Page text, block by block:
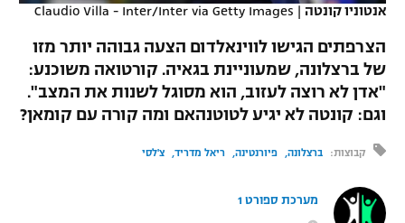
תוצאות
לוח שידורים
ברחבה
"מעל הליגה" – פודקאסט
הפועל חיפה
הפועל באר שבע
בני יהודה
ליגה הולנדית
ליגה טורקית
ליגה סינית
שחייה
ג'ודו
אגרוף
ספורט אולימפי
UFC
אנטוניו קונטה |
Claudio Villa - Inter/Inter via Getty Images
הצרפתים הגישו לווינאלדום הצעה גבוהה יותר מזו
של ברצלונה, שמעוניינת בגאיה. קורטואה משוכנע:
"אדן לא רוצה לעזוב, הוא מסוגל לשנות את המצב".
וגם: קונטה לא יגיע לטוטנהאם ומה קורה עם קומאן?
קבוצות: ברצלונה פיורנטינה ריאל מדריד צ'לסי
מערכת ספורט 1